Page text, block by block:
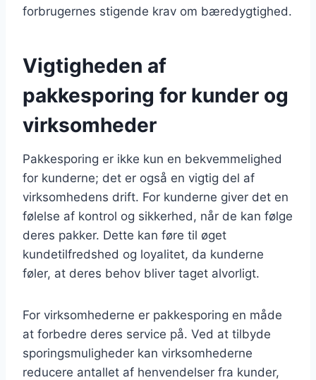
forbrugernes stigende krav om bæredygtighed.
Vigtigheden af
pakkesporing for kunder og
virksomheder
Pakkesporing er ikke kun en bekvemmelighed
for kunderne; det er også en vigtig del af
virksomhedens drift. For kunderne giver det en
følelse af kontrol og sikkerhed, når de kan følge
deres pakker. Dette kan føre til øget
kundetilfredshed og loyalitet, da kunderne
føler, at deres behov bliver taget alvorligt.
For virksomhederne er pakkesporing en måde
at forbedre deres service på. Ved at tilbyde
sporingsmuligheder kan virksomhederne
reducere antallet af henvendelser fra kunder,